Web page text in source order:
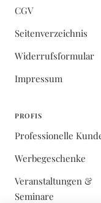
CGV
Seitenverzeichnis
Widerrufsformular
Impressum
PROFIS
Professionelle
Werbegeschenke
Veranstaltungen &
Seminare